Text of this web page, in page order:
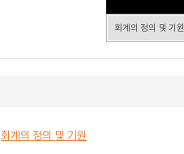
회계의 정의 및 기원
회계의 정의 및 기원